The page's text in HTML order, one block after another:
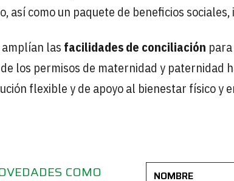
así como un paquete de beneficios sociales,
las facilidades de conciliación
los permisos de maternidad y paternidad
flexible y de apoyo al bienestar físico y
COMO